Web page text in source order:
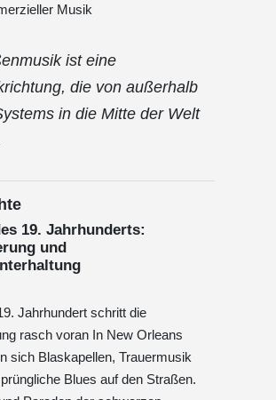
Musik
ist eine
die von außerhalb
in die Mitte der Welt
19. Jahrhunderts:
und
Jahrhundert schritt die
rasch voran In New Orleans
sich Blaskapellen, Trauermusik
Blues auf den Straßen.